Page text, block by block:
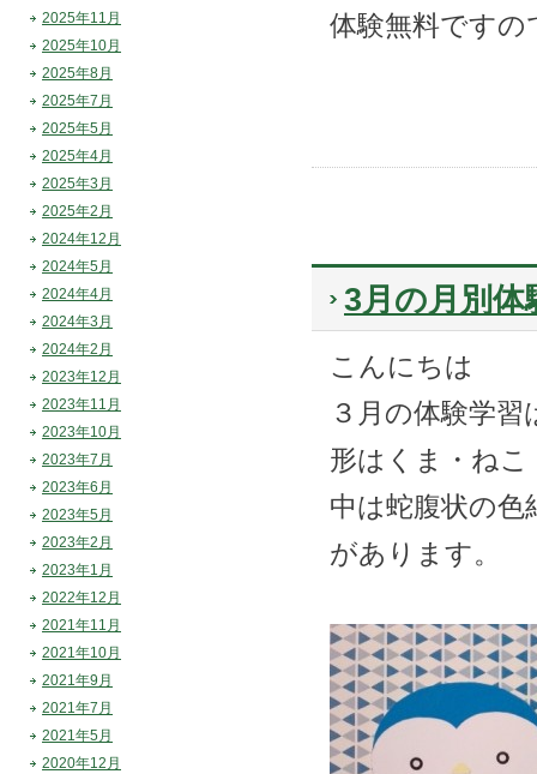
体験無料です
3月の月別
こんにちは
３月の体験学
形はくま・ね
中は蛇腹状の
があります。
2025年11月
2025年10月
2025年8月
2025年7月
2025年5月
2025年4月
2025年3月
2025年2月
2024年12月
2024年5月
2024年4月
2024年3月
2024年2月
2023年12月
2023年11月
2023年10月
2023年7月
2023年6月
2023年5月
2023年2月
2023年1月
2022年12月
2021年11月
2021年10月
2021年9月
2021年7月
2021年5月
2020年12月